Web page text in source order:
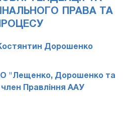
ПРАВА ТА
Дорошенко
"Лещенко, Дорошенко та
Правління ААУ